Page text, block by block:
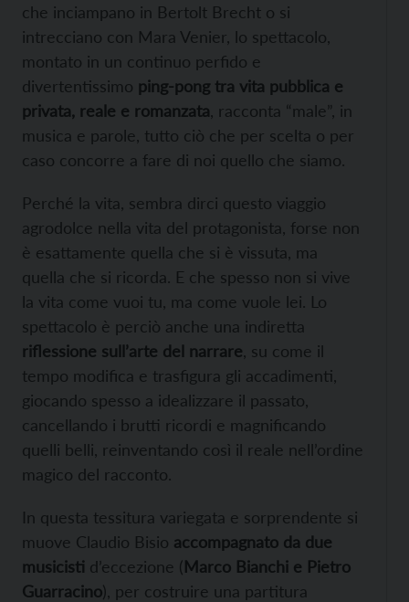
che inciampano in Bertolt Brecht o si
intrecciano con Mara Venier, lo spettacolo,
montato in un continuo perfido e
divertentissimo ping-pong tra vita pubblica e
privata, reale e romanzata , racconta “male”, in
musica e parole, tutto ciò che per scelta o per
caso concorre a fare di noi quello che siamo.
Perché la vita, sembra dirci questo viaggio
agrodolce nella vita del protagonista, forse non
è esattamente quella che si è vissuta, ma
quella che si ricorda. E che spesso non si vive
la vita come vuoi tu, ma come vuole lei. Lo
spettacolo è perciò anche una indiretta
riflessione sull’arte del narrare , su come il
tempo modifica e trasfigura gli accadimenti,
giocando spesso a idealizzare il passato,
cancellando i brutti ricordi e magnificando
quelli belli, reinventando così il reale nell’ordine
magico del racconto.
In questa tessitura variegata e sorprendente si
muove Claudio Bisio accompagnato da due
musicisti d’eccezione (Marco Bianchi e Pietro
Guarracino), per costruire una partitura